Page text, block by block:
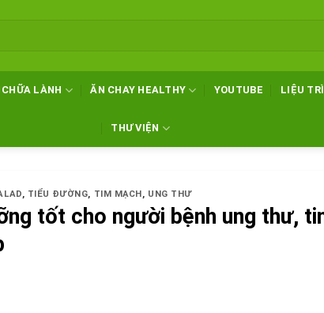
LÀNH ĂN CHAY HEALTHY YOUTUBE LIỆU
THƯ VIỆN
, TIỂU ĐƯỜNG, TIM MẠCH, UNG THƯ
tốt cho người bệnh ung thư,